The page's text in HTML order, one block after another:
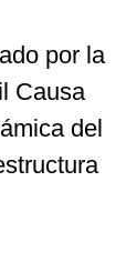
por la
Causa
del